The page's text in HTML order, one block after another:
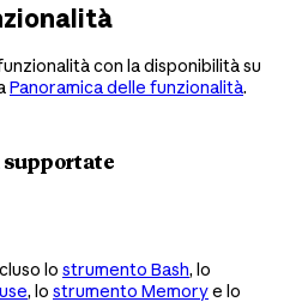
con la disponibilità su
Panoramica delle funzionalità.
lo strumento Bash, lo
, lo strumento Memorye lo